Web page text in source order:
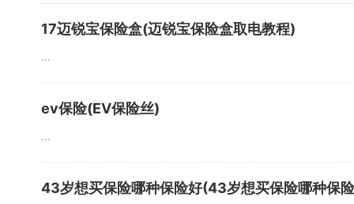
17迈锐宝保险盒(迈锐宝保险盒取电教程)
...
ev保险(EV保险丝)
...
43岁想买保险哪种保险好(43岁想买保险哪种保